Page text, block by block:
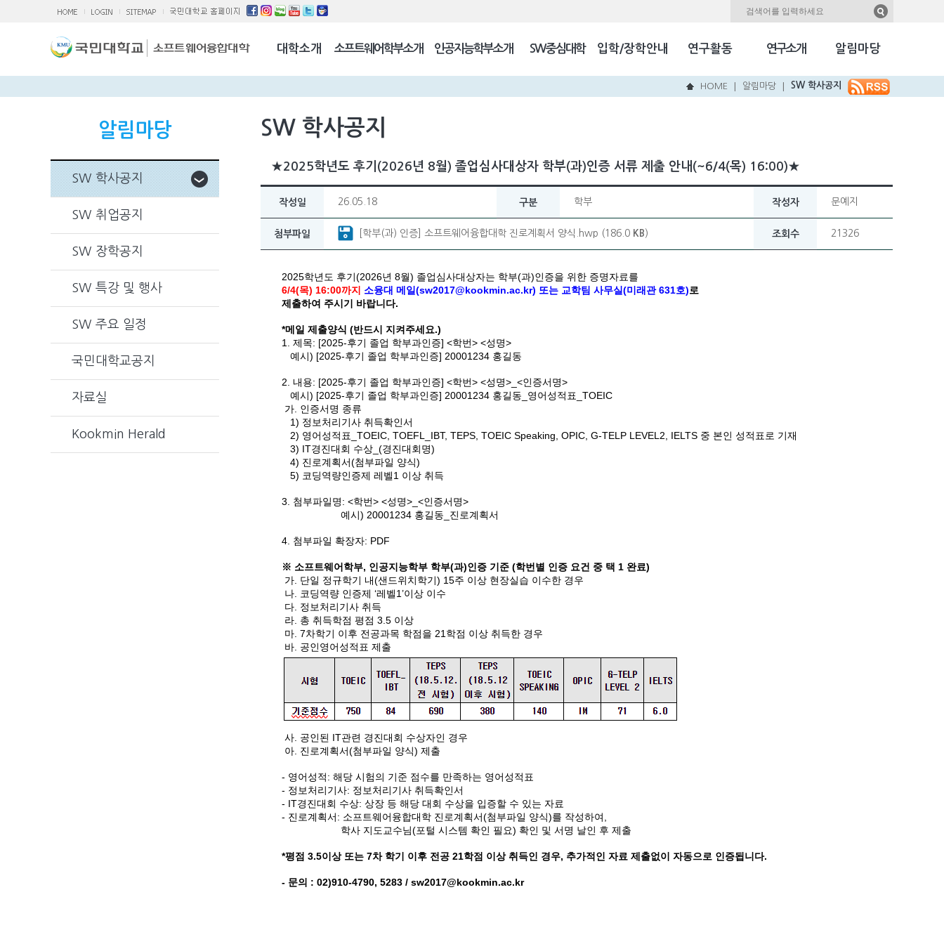
대학소개
소융대Q/A
찾아오시는 길 소프트웨어학부소개 인공지능학부소개 SW중심대학 입학/장학안내 연구활동 연구소개 알림마당
국민NEW & HOT
HOME 알림마당 SW 학사공지
알림마당
SW 학사공지
SW 취업공지
SW 장학공지
SW 특강 및 행사
SW 주요 일정
국민대학교공지
자료실
Kookmin Herald
SW 학사공지
★2025학년도 후기(2026년 8월) 졸업심사대상자 학부(과)인증 서류 제출 안내(~6/4(목) 16:00)★
작성일 26.05.18 구분 학부 작성자 문예지
첨부파일 [학부(과) 인증] 소프트웨어융합대학 진로계획서 양식.hwp (186.0 KB ) 조회수 21326
2025학년도 후기(2026년 8월) 졸업심사대상자는 학부(과)인증을 위한 증명자료를
6/4(목) 16:00까지 소융대 메일(sw2017@kookmin.ac.kr) 또는 교학팀 사무실(미래관 631호)로
제출하여 주시기 바랍니다.
*메일 제출양식 (반드시 지켜주세요.)
1. 제목: [2025-후기 졸업 학부과인증] <학번> <성명>
예시) [2025-후기 졸업 학부과인증] 20001234 홍길동
2. 내용: [2025-후기 졸업 학부과인증] <학번> <성명>_<인증서명>
예시) [2025-후기 졸업 학부과인증] 20001234 홍길동_영어성적표_TOEIC
가. 인증서명 종류
1) 정보처리기사 취득확인서
2) 영어성적표_TOEIC, TOEFL_IBT, TEPS, TOEIC Speaking, OPIC, G-TELP LEVEL2, IELTS 중 본인 성적표로 기재
3) IT경진대회 수상_(경진대회명)
4) 진로계획서(첨부파일 양식)
5) 코딩역량인증제 레벨1 이상 취득
3. 첨부파일명: <학번> <성명>_<인증서명>
예시) 20001234 홍길동_진로계획서
4. 첨부파일 확장자: PDF
※ 소프트웨어학부, 인공지능학부 학부(과)인증 기준 (학번별 인증 요건 중 택 1 완료)
가. 단일 정규학기 내(샌드위치학기) 15주 이상 현장실습 이수한 경우
나. 코딩역량 인증제 ‘레벨1’이상 이수
다. 정보처리기사 취득
라. 총 취득학점 평점 3.5 이상
마. 7차학기 이후 전공과목 학점을 21학점 이상 취득한 경우
바. 공인영어성적표 제출
사. 공인된 IT관련 경진대회 수상자인 경우
아. 진로계획서(첨부파일 양식) 제출
- 영어성적: 해당 시험의 기준 점수를 만족하는 영어성적표
- 정보처리기사: 정보처리기사 취득확인서
- IT경진대회 수상: 상장 등 해당 대회 수상을 입증할 수 있는 자료
- 진로계획서: 소프트웨어융합대학 진로계획서(첨부파일 양식)를 작성하여,
학사 지도교수님(포털 시스템 확인 필요) 확인 및 서명 날인 후 제출
*평점 3.5이상 또는 7차 학기 이후 전공 21학점 이상 취득인 경우, 추가적인 자료 제출없이 자동으로 인증됩니다.
- 문의 : 02)910-4790, 5283 / sw2017@kookmin.ac.kr